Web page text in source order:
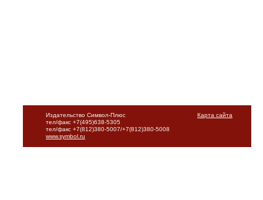
Карта сайта
Издательство Символ-Плюс
тел/факс +7(495)638-5305
тел/факс +7(812)380-5007/+7(812)380-5008
www.symbol.ru